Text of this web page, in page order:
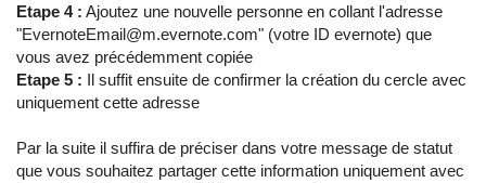
Etape 4 : Ajoutez une nouvelle personne en collant l'adresse
"EvernoteEmail@m.evernote.com" (votre ID evernote) que
vous avez précédemment copiée
Etape 5 : Il suffit ensuite de confirmer la création du cercle avec
uniquement cette adresse
Par la suite il suffira de préciser dans votre message de statut
que vous souhaitez partager cette information uniquement avec